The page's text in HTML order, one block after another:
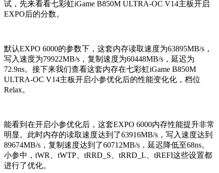
试，先来看看七彩虹iGame B850M ULTRA-OC V14主板开启
EXPO后的分数。
默认EXPO 6000的参数下，这套内存读取速度为63895MB/s，
写入速度为79922MB/s，复制速度为60448MB/s，延迟为
72.9ns。接下来我们查看这套内存在七彩虹iGame B850M
ULTRA-OC V14主板开启小参优化后的性能变化化，档位
Relax。
能看到在开启小参优化后，这套EXPO 6000内存性能提升非常
明显。此时内存的读取速度达到了63916MB/s，写入速度达到
89674MB/s，复制速度达到了60712MB/s，延迟降低至68ns。
小参中，tWR、tWTP、tRRD_S、tRRD_L、tREFI这些设置都
进行了优化。